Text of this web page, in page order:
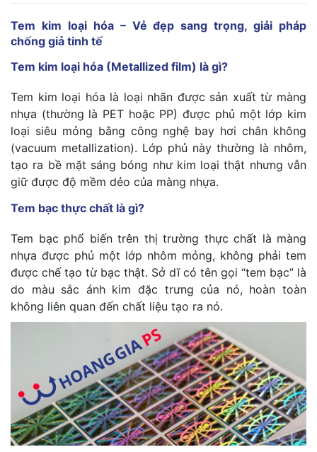
Tem kim loại hóa – Vẻ đẹp sang trọng, giải pháp
chống giả tinh tế
Tem kim loại hóa (Metallized film) là gì?
Tem kim loại hóa là loại nhãn được sản xuất từ màng
nhựa (thường là PET hoặc PP) được phủ một lớp kim
loại siêu mỏng bằng công nghệ bay hơi chân không
(vacuum metallization). Lớp phủ này thường là nhôm,
tạo ra bề mặt sáng bóng như kim loại thật nhưng vẫn
giữ được độ mềm dẻo của màng nhựa.
Tem bạc thực chất là gì?
Tem bạc phổ biến trên thị trường thực chất là màng
nhựa được phủ một lớp nhôm mỏng, không phải tem
được chế tạo từ bạc thật. Sở dĩ có tên gọi “tem bạc” là
do màu sắc ánh kim đặc trưng của nó, hoàn toàn
không liên quan đến chất liệu tạo ra nó.